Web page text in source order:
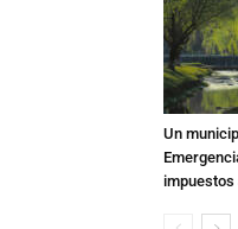
Un
impuestos